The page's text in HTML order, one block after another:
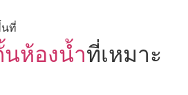
ที่
ห้องน้ำที่เหมาะ